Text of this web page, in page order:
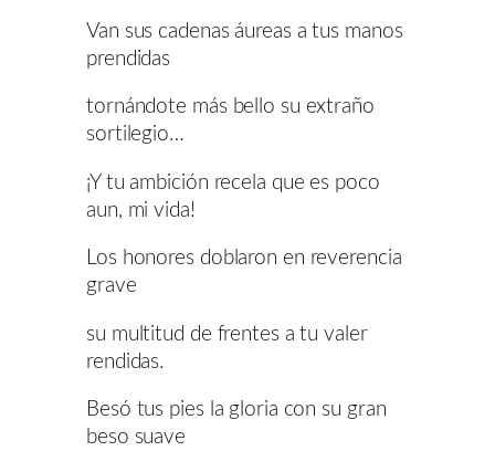
Van sus cadenas áureas a tus manos
prendidas
tornándote más bello su extraño
sortilegio…
¡Y tu ambición recela que es poco
aun, mi vida!
Los honores doblaron en reverencia
grave
su multitud de frentes a tu valer
rendidas.
Besó tus pies la gloria con su gran
beso suave